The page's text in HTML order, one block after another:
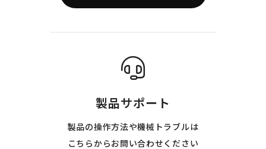
製品サポート
製品の操作方法や機械トラブルは
こちらからお問い合わせください